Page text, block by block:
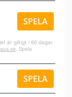
SPELA
är giltigt i 60 dagar.
. Spela
SPELA